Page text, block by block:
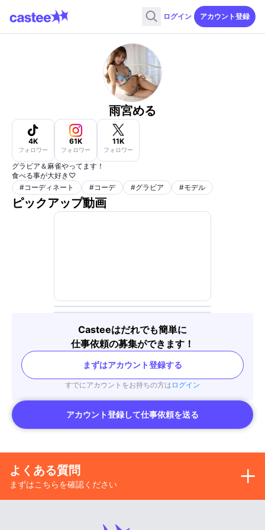
ログイン アカウント登録
雨宮める
4K
フォロワー
61K
フォロワー
11K
フォロワー
グラビア＆麻雀やってます！
食べる事が大好き♡
#コーディネート #コーデ #グラビア #モデル
ピックアップ動画
Casteeはだれでも簡単に
仕事依頼の募集ができます！
まずはアカウント登録する
すでにアカウントをお持ちの方は ログイン
アカウント登録して仕事依頼を送る
よくある質問
まずはこちらを確認ください